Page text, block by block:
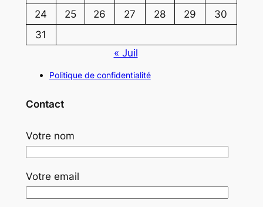
24
25 26 27 28 29
30
31
« Juil
Politique de confidentialité
Contact
Votre nom
Votre email